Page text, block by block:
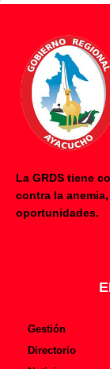
La GRDS tiene
contra la
oportunidades.
Gestión
Directorio